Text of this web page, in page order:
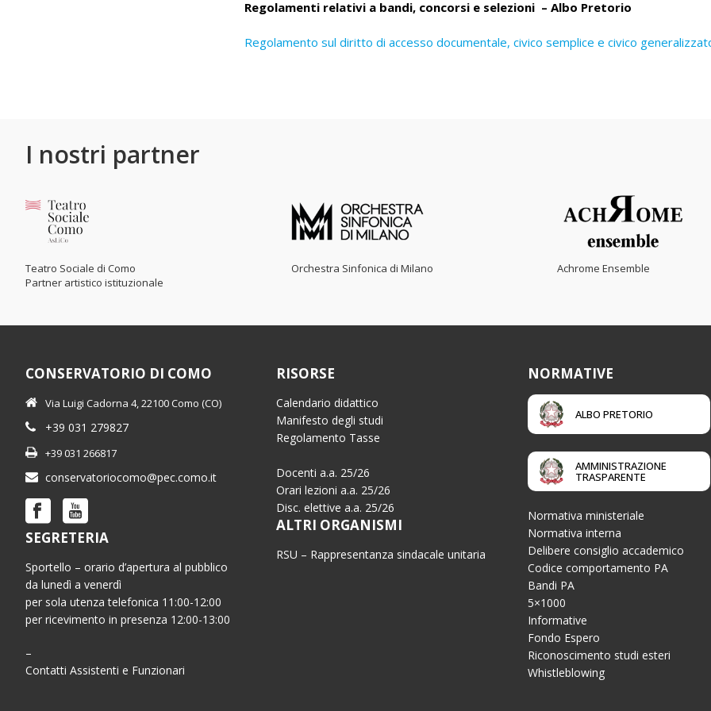
Regolamenti relativi a bandi, concorsi e selezioni – Albo Pretorio
Regolamento sul diritto di accesso documentale, civico semplice e civico
I nostri partner
Teatro Sociale di Como
Partner artistico istituzionale
Orchestra Sinfonica di Milano Achrome Ensemble
CONSERVATORIO DI COMO
Via Luigi Cadorna 4, 22100 Como (CO)
+39 031 279827
+39 031 266817
conservatoriocomo@pec.como.it
SEGRETERIA
Sportello – orario d’apertura al pubblico
da lunedì a venerdì
per sola utenza telefonica 11:00-12:00
per ricevimento in presenza 12:00-13:00
–
Contatti Assistenti e Funzionari
RISORSE
Calendario didattico
Manifesto degli studi
Regolamento Tasse
Docenti a.a. 25/26
Orari lezioni a.a. 25/26
Disc. elettive a.a. 25/26
ALTRI ORGANISMI
RSU – Rappresentanza sindacale unitaria
NORMATIVE
ALBO PRETORIO
AMMINISTRAZIONE
TRASPARENTE
Normativa ministeriale
Normativa interna
Delibere consiglio accademico
Codice comportamento PA
Bandi PA
5×1000
Informative
Fondo Espero
Riconoscimento studi esteri
Whistleblowing